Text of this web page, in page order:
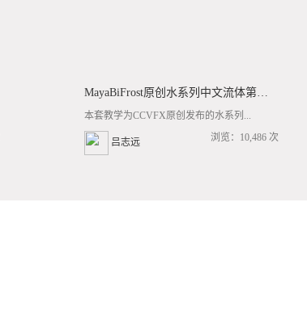
MayaBiFrost原创水系列中文流体第三套BF基础/高阶案例全流程教学
本套教学为CCVFX原创发布的水系列...
吕志远 浏览：10,486 次